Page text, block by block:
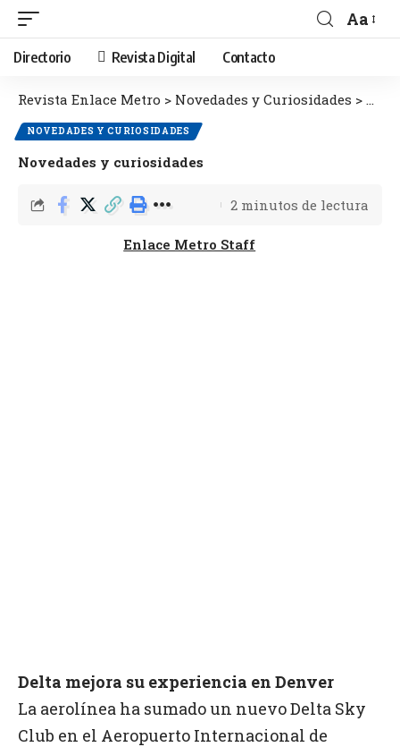
Aa
Directorio Revista Digital Contacto
Revista Enlace Metro > Novedades y Curiosidades >
NOVEDADES Y CURIOSIDADES
Novedades y curiosidades
Enlace Metro Staff
2 minutos de lectura
Delta mejora su experiencia en Denver
La aerolínea ha sumado un nuevo Delta Sky
Club en el Aeropuerto Internacional de